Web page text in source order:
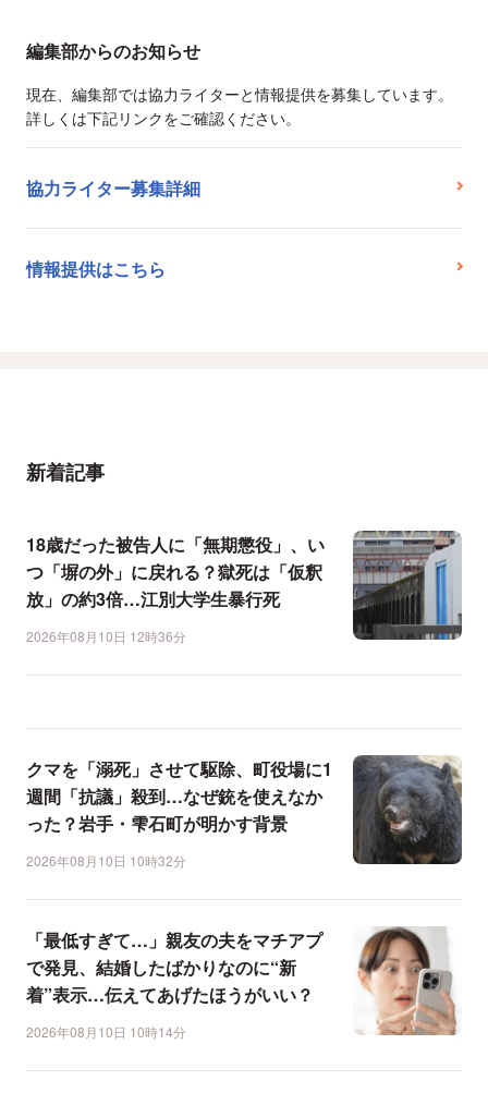
編集部からのお知らせ
現在、編集部では協力ライターと情報提供を募集しています。
詳しくは下記リンクをご確認ください。
協力ライター募集詳細
情報提供はこちら
新着記事
18歳だった被告人に「無期懲役」、い
つ「塀の外」に戻れる？獄死は「仮釈
放」の約3倍…江別大学生暴行死
2026年08月10日 12時36分
クマを「溺死」させて駆除、町役場に1
週間「抗議」殺到…なぜ銃を使えなか
った？岩手・雫石町が明かす背景
2026年08月10日 10時32分
「最低すぎて…」親友の夫をマチアプ
で発見、結婚したばかりなのに“新
着”表示…伝えてあげたほうがいい？
2026年08月10日 10時14分